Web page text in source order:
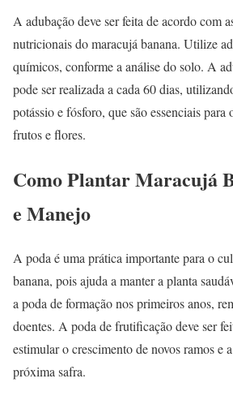
A adubação deve ser feita de acordo com
nutricionais do maracujá banana. Utilize
químicos, conforme a análise do solo. A
pode ser realizada a cada 60 dias,
potássio e fósforo, que são essenciais
frutos e flores.
Como Plantar Maracujá
e Manejo
A poda é uma prática importante para o
banana, pois ajuda a manter a planta
a poda de formação nos primeiros anos,
doentes. A poda de frutificação deve ser
estimular o crescimento de novos ramos e
próxima safra.